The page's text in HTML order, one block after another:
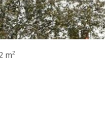
m²
Salle de bain:
Commune
Cuisine:
(pièce distincte)
Superficie:
12 m
2
Pièces privées:
1
calme